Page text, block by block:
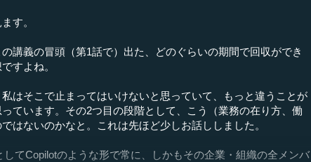
す。
義の冒頭（第1話で）出た、どのぐらいの期間で回収ができ
すよね。
はそこで止まってはいけないと思っていて、もっと違うことが
ています。その2つ目の段階として、こう（業務の在り方、働
はないのかなと。これは先ほど少しお話ししました。
てCopilotのような形で常に、しかもその企業・組織の全メンバ